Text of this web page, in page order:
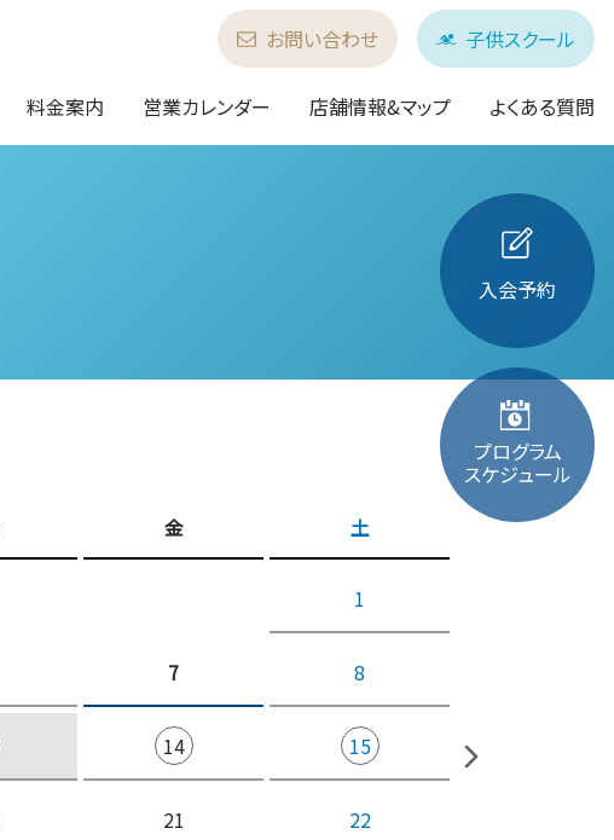
料金案内 営業カレンダー 店舗情報&マップ よくある質問
お問い合わせ 子供スクール
金 土
1
7 8
14 15
21 22
入会予約
プログラム
スケジュール